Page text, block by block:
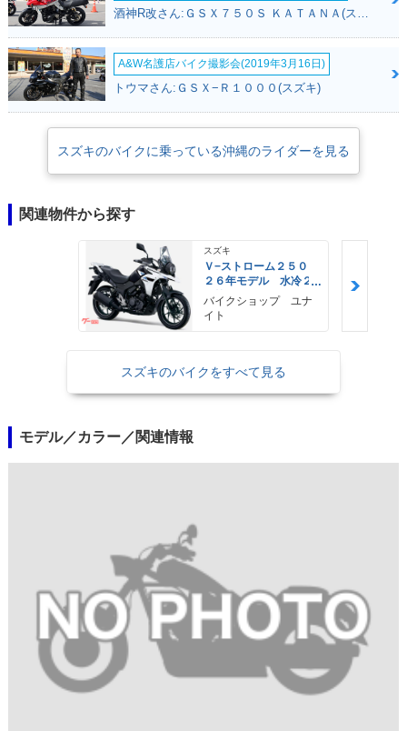
A&W名護店バイク撮影会(2019年3月16日)
トウマさん:ＧＳＸ−Ｒ１０００(スズキ)
スズキのバイクに乗っている沖縄のライダーを見る
関連物件から探す
スズキ
Ｖ−ストローム２５０
２６年モデル 水冷２
気筒エンジン ＬＥＤ
ヘッドライト標準装備
バイクショップ ユナ
イト
スズキのバイクをすべて見る
モデル／カラー／関連情報